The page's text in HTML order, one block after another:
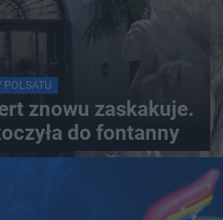
POLSATU
znowu zaskakuje.
do fontanny